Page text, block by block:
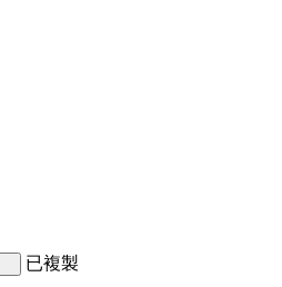
已複製